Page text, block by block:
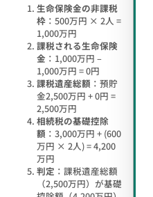
生命保険金の非課税
枠 ：500万円 × 2人 =
1,000万円
課税される生命保険
金 ：1,000万円 –
1,000万円 = 0円
課税遺産総額 ：預貯
金2,500万円 + 0円 =
2,500万円
相続税の基礎控除
額 ：3,000万円 + (600
万円 × 2人) = 4,200
万円
判定 ：課税遺産総額
（2,500万円）が基礎